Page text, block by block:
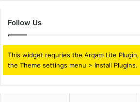
Follow Us
This widget requries the Arqam Lite
the Theme settings menu > Install Plugins.